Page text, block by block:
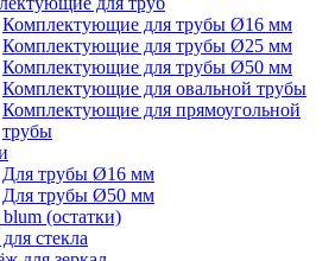
Комплектующие для трубы Ø16 мм
Комплектующие для трубы Ø25 мм
Комплектующие для трубы Ø50 мм
Комплектующие для овальной трубы
Комплектующие для прямоугольной
трубы
Для трубы Ø16 мм
Для трубы Ø50 мм
(остатки)
стекла